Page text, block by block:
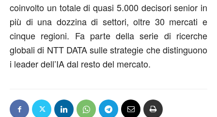
coinvolto un totale di quasi 5.000 decisori senior in
più di una dozzina di settori, oltre 30 mercati e
cinque regioni. Fa parte della serie di ricerche
globali di NTT DATA sulle strategie che distinguono
i leader dell’IA dal resto del mercato.